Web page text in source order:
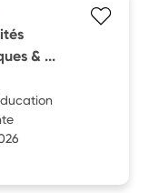
& ...